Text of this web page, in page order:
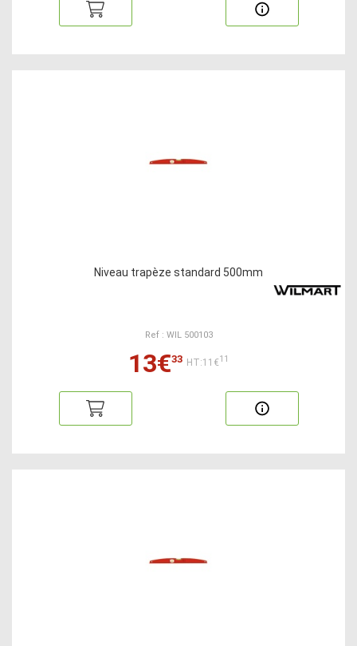
Niveau trapèze standard 500mm
Ref : WIL 500103
13€33 HT:11€11